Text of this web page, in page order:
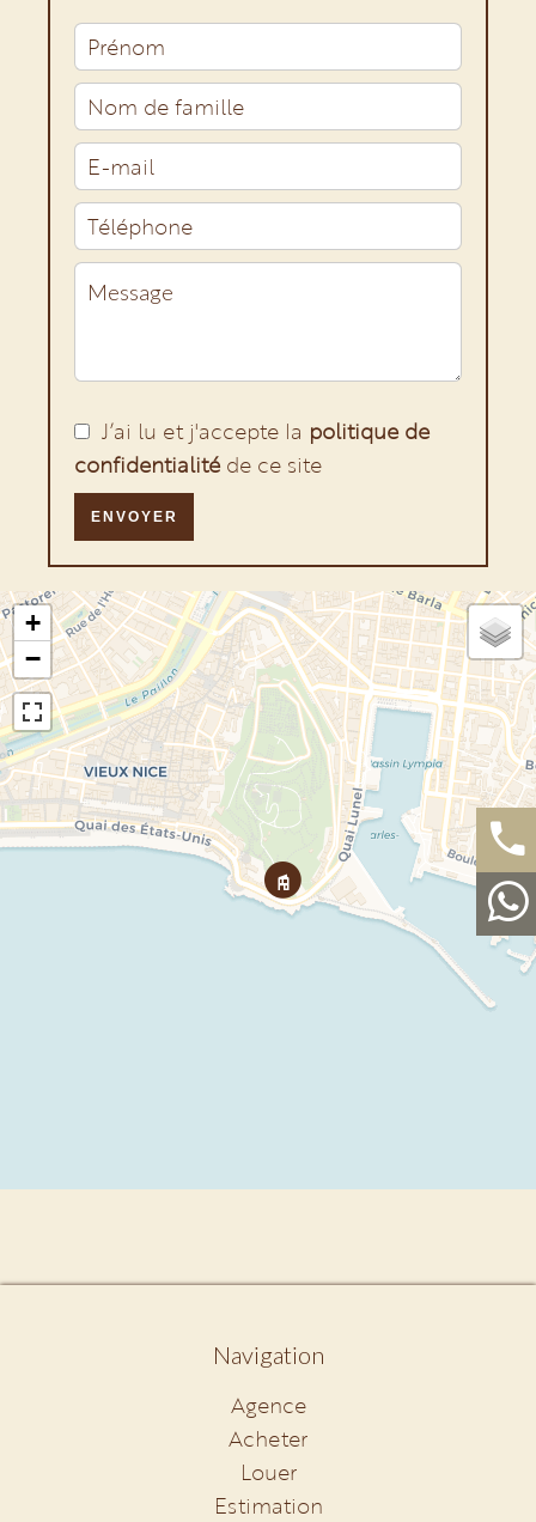
J’ai lu et j'accepte la politique de
confidentialitéde ce site
ENVOYER
+
−
Navigation
Agence
Acheter
Louer
Estimation